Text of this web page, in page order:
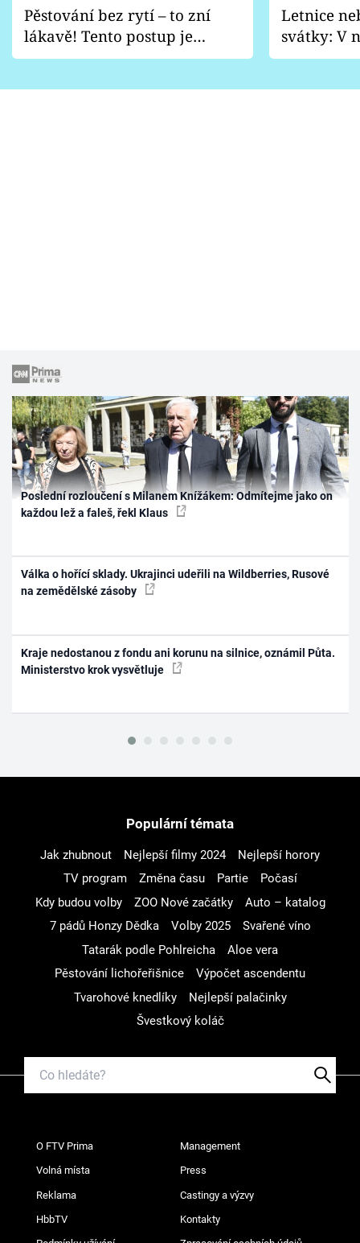
Pěstování bez rytí – to zní
lákavě! Tento postup je
vhodný jen pro některé
Letnice
svátky: V
pondělí
Poslední rozloučení s Milanem Knížákem: Odmítejme jako on
každou lež a faleš, řekl Klaus
Válka o hořící sklady. Ukrajinci udeřili na Wildberries, Rusové
na zemědělské zásoby
Kraje nedostanou z fondu ani korunu na silnice, oznámil Půta.
Ministerstvo krok vysvětluje
Populární témata
Jak zhubnout Nejlepší filmy 2024
Nejlepší horory
TV program
Změna času Partie
Počasí
Kdy budou volby
ZOO Nové začátky
Auto – katalog
7 pádů Honzy Dědka
Volby 2025
Svařené víno
Tatarák podle Pohlreicha
Aloe vera
Pěstování lichořeřišnice
Výpočet ascendentu
Tvarohové knedlíky
Nejlepší palačinky
Švestkový koláč
O FTV Prima Management
Volná místa Press
Reklama Castingy a výzvy
HbbTV Kontakty